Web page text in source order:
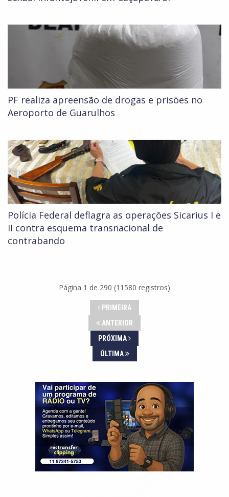
PF realiza apreensão de drogas e prisões no
Aeroporto de Guarulhos
Polícia Federal deflagra as operações Sicarius I e
II contra esquema transnacional de
contrabando
Página 1 de 290 (11580 registros)
PRIMEIRA
ANTERIOR
PRÓXIMA
ÚLTIMA